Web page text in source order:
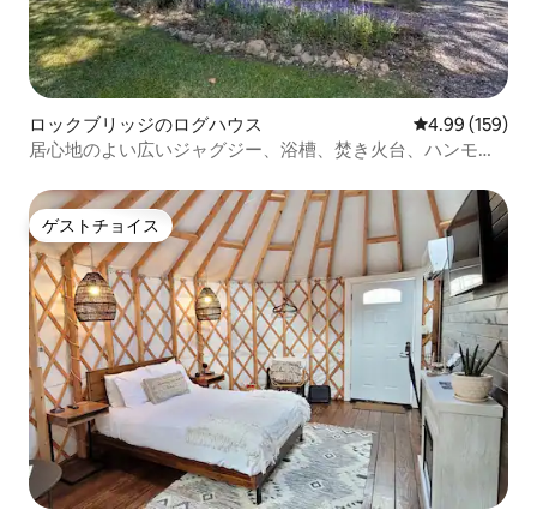
ロックブリッジのログハウス レビュー159
4.99 (159)
居心地のよい広いジャグジー、浴槽、焚き火台、ハンモッ
ゲストチョイス
ゲストチョイス